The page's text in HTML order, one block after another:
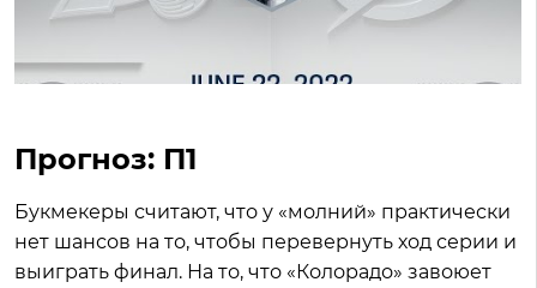
Прогноз: П1
Букмекеры считают, что у «молний» практически
нет шансов на то, чтобы перевернуть ход серии и
выиграть финал. На то, что «Колорадо» завоюет